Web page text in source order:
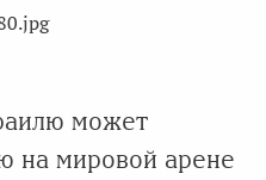
может
на мировой арене